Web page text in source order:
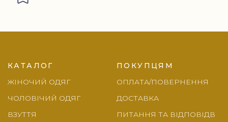
КАТАЛОГ
ЖІНОЧИЙ ОДЯГ
ЧОЛОВІЧИЙ ОДЯГ
ВЗУТТЯ
ПОКУПЦЯМ
ОПЛАТА/ПОВЕРНЕННЯ
ДОСТАВКА
ПИТАННЯ ТА ВІДПОВІДВ